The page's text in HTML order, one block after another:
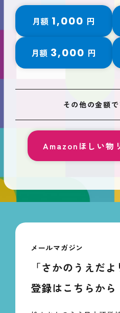
月額 1,000 円
月額 3,000 円
その他の金額
Amazonほしい物
メールマガジン
「さかのうえだよ
登録はこちらから